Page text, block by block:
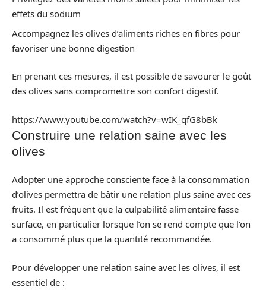
effets du sodium
Accompagnez les olives d’aliments riches en fibres pour
favoriser une bonne digestion
En prenant ces mesures, il est possible de savourer le goût
des olives sans compromettre son confort digestif.
https://www.youtube.com/watch?v=wIK_qfG8bBk
Construire une relation saine avec les
olives
Adopter une approche consciente face à la consommation
d’olives permettra de bâtir une relation plus saine avec ces
fruits. Il est fréquent que la culpabilité alimentaire fasse
surface, en particulier lorsque l’on se rend compte que l’on
a consommé plus que la quantité recommandée.
Pour développer une relation saine avec les olives, il est
essentiel de :